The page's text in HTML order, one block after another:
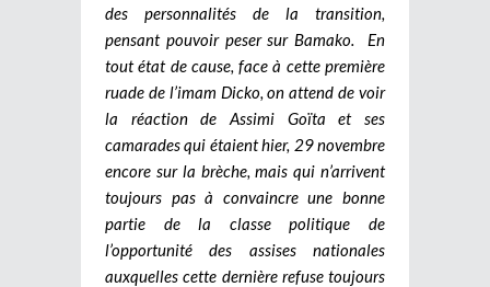
des personnalités de la transition,
pensant pouvoir peser sur Bamako. En
tout état de cause, face à cette première
ruade de l’imam Dicko, on attend de voir
la réaction de Assimi Goïta et ses
camarades qui étaient hier, 29 novembre
encore sur la brèche, mais qui n’arrivent
toujours pas à convaincre une bonne
partie de la classe politique de
l’opportunité des assises nationales
auxquelles cette dernière refuse toujours